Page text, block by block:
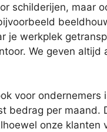
schilderijen, maar
je werkplek
We geven altijd
voor
bedrag per maand.
onze klanten